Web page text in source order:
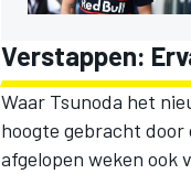
Verstappen:
Waar Tsunoda het
hoogte gebracht
afgelopen weken ook